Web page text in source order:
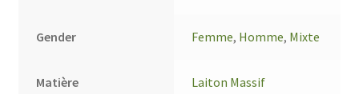
Gender Femme, Homme, Mixte
Matière Laiton Massif